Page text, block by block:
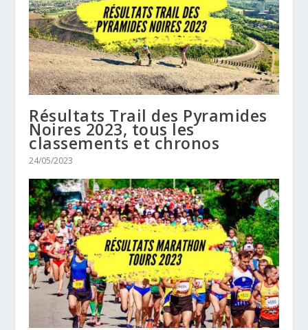
Résultats Trail des Pyramides
Noires 2023, tous les
classements et chronos
24/05/2023